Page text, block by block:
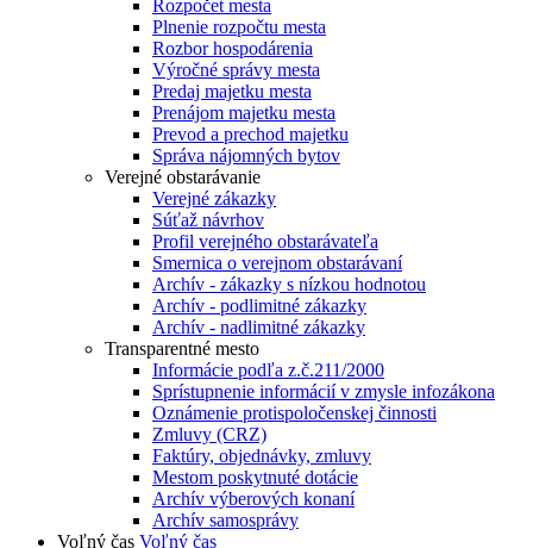
Rozpočet mesta
Plnenie rozpočtu mesta
Rozbor hospodárenia
Výročné správy mesta
Predaj majetku mesta
Prenájom majetku mesta
Prevod a prechod majetku
Správa nájomných bytov
Verejné obstarávanie
Verejné zákazky
Súťaž návrhov
Profil verejného obstarávateľa
Smernica o verejnom obstarávaní
Archív - zákazky s nízkou hodnotou
Archív - podlimitné zákazky
Archív - nadlimitné zákazky
Transparentné mesto
Informácie podľa z.č.211/2000
Sprístupnenie informácií v zmysle infozákona
Oznámenie protispoločenskej činnosti
Zmluvy (CRZ)
Faktúry, objednávky, zmluvy
Mestom poskytnuté dotácie
Archív výberových konaní
Archív samosprávy
Voľný čas Voľný čas